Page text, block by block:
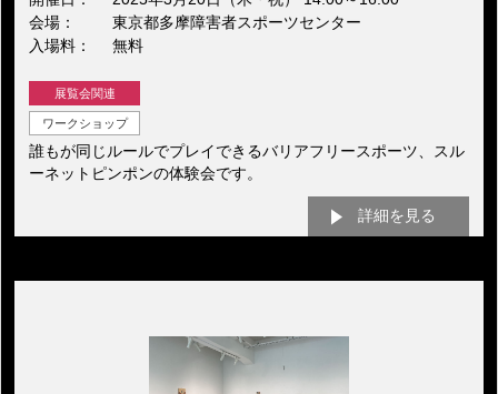
会場
東京都多摩障害者スポーツセンター
入場料
無料
展覧会関連
ワークショップ
誰もが同じルールでプレイできるバリアフリースポーツ、スル
ーネットピンポンの体験会です。
詳細を見る